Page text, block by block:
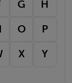
G H
O P
X Y